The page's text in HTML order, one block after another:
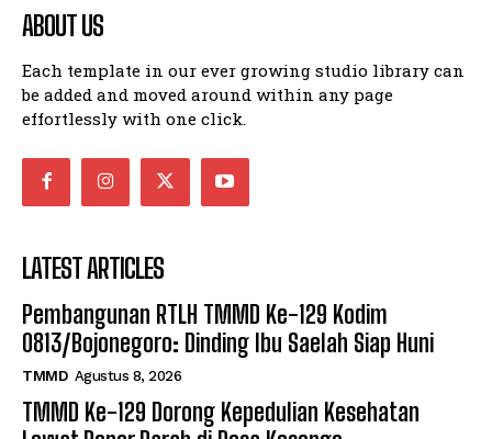
ABOUT US
Each template in our ever growing studio library can
be added and moved around within any page
effortlessly with one click.
LATEST ARTICLES
Pembangunan RTLH TMMD Ke-129 Kodim
0813/Bojonegoro: Dinding Ibu Saelah Siap Huni
TMMD Agustus 8, 2026
TMMD Ke-129 Dorong Kepedulian Kesehatan